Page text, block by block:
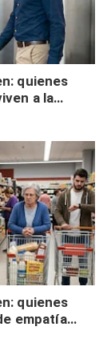
quienes
a la
quienes
empatía